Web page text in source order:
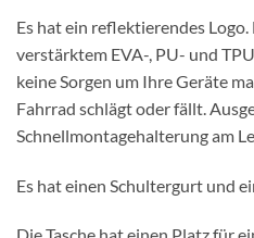
Es hat ein reflektierendes
verstärktem EVA-, PU- und
keine Sorgen um Ihre Geräte
Fahrrad schlägt oder fällt.
Schnellmontagehalterung am
Es hat einen Schultergurt und